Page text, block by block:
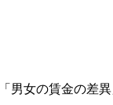
男女の賃金の差